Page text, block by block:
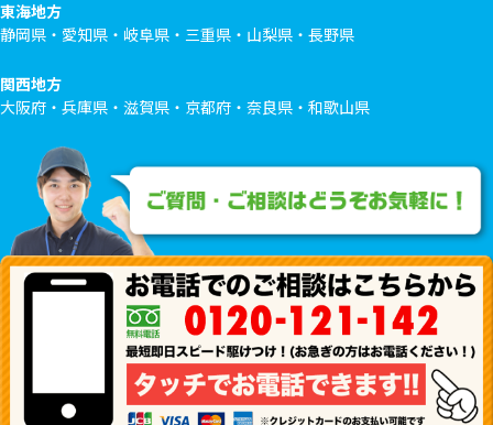
東海地方
静岡県・愛知県・岐阜県・三重県・山梨県・長野県
関西地方
大阪府・兵庫県・滋賀県・京都府・奈良県・和歌山県